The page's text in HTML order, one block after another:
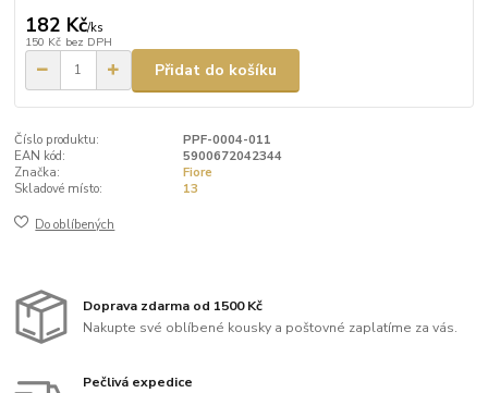
182 Kč/ks
150 Kč bez DPH
Přidat do košíku
Číslo produktu:
PPF-0004-011
EAN kód:
5900672042344
Značka:
Fiore
Skladové místo:
13
Do oblíbených
Doprava zdarma od 1500 Kč
Nakupte své oblíbené kousky a poštovné zaplatíme za vás.
Pečlivá expedice